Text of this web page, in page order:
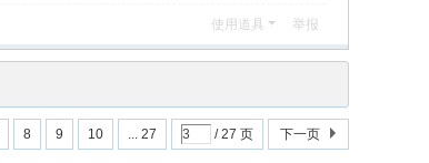
使用道具 举报
8 9 10 ... 27 / 27 页 下一页